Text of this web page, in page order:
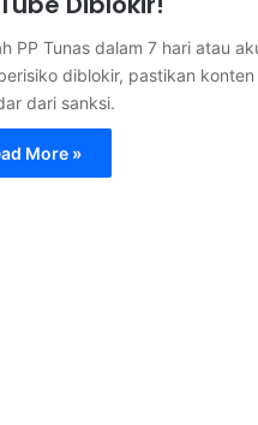
PP Tunas dalam 7 hari atau
diblokir, pastikan
dari sanksi.
More »